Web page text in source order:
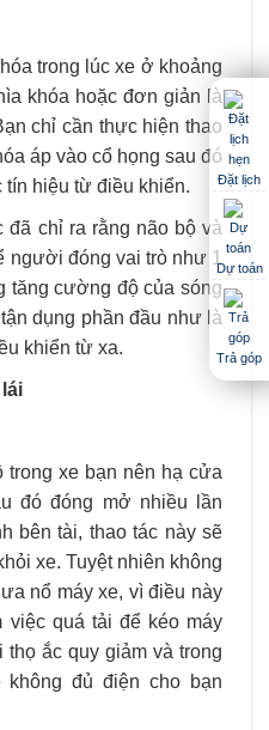
trong lúc xe ở khoảng
khóa hoặc đơn giản là
chỉ cần thực hiện thao
áp vào cổ họng sau đó
tín hiệu từ điều khiển.
đã chỉ ra rằng não bộ và
người đóng vai trò như 1
tăng cường độ của sóng
dụng phần đầu như là
khiển từ xa.
xe bạn nên hạ cửa
đó đóng mở nhiều lần
bên tài, thao tác này sẽ
xe. Tuyệt nhiên không
nổ máy xe, vì điều này
việc quá tải để kéo máy
thọ ắc quy giảm và trong
đủ điện cho bạn
Đặt lịch
Dự toán
Trả góp